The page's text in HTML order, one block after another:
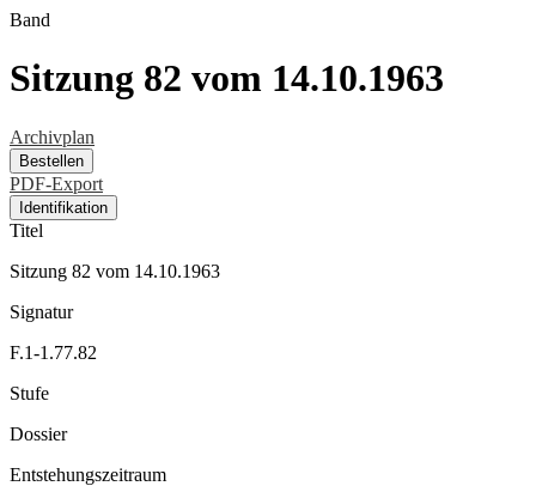
Band
Sitzung 82 vom 14.10.1963
Archivplan
Bestellen
PDF-Export
Identifikation
Titel
Sitzung 82 vom 14.10.1963
Signatur
F.1-1.77.82
Stufe
Dossier
Entstehungszeitraum